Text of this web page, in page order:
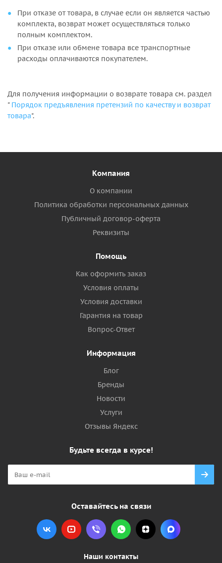
При отказе от товара, в случае если он является частью
комплекта, возврат может осуществляться только
полным комплектом.
При отказе или обмене товара все транспортные
расходы оплачиваются покупателем.
Для получения информации о возврате товара см. раздел
" Порядок предъявления претензий по качеству и возврат
товара".
Компания
О компании
Политика обработки персональных данных
Публичный договор-оферта
Реквизиты
Помощь
Как оформить заказ
Условия оплаты
Условия доставки
Гарантия на товар
Вопрос-Ответ
Информация
Блог
Бренды
Новости
Услуги
Отзывы Яндекс
Будьте всегда в курсе!
Оставайтесь на связи
Наши контакты